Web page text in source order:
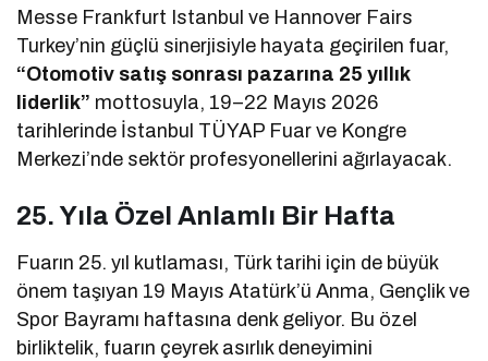
Messe Frankfurt Istanbul ve Hannover Fairs
Turkey’nin güçlü sinerjisiyle hayata geçirilen fuar,
“Otomotiv satış sonrası pazarına 25 yıllık
liderlik” mottosuyla, 19–22 Mayıs 2026
tarihlerinde İstanbul TÜYAP Fuar ve Kongre
Merkezi’nde sektör profesyonellerini ağırlayacak.
25. Yıla Özel Anlamlı Bir Hafta
Fuarın 25. yıl kutlaması, Türk tarihi için de büyük
önem taşıyan 19 Mayıs Atatürk’ü Anma, Gençlik ve
Spor Bayramı haftasına denk geliyor. Bu özel
birliktelik, fuarın çeyrek asırlık deneyimini